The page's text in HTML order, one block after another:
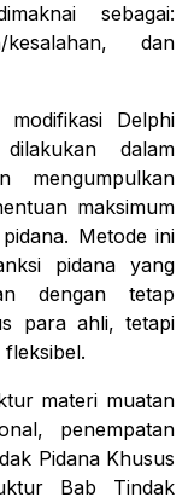
sebagai:
kesalahan, dan
modifikasi Delphi
dalam
mengumpulkan
maksimum
Metode ini
pidana yang
dengan tetap
para ahli, tetapi
materi muatan
penempatan
Pidana Khusus
Bab Tindak